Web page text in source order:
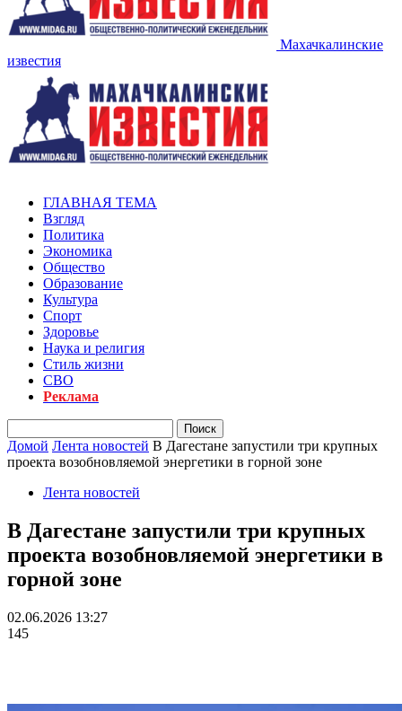
Махачкалинские
известия
ГЛАВНАЯ ТЕМА
Взгляд
Политика
Экономика
Общество
Образование
Культура
Спорт
Здоровье
Наука и религия
Стиль жизни
СВО
Реклама
Домой Лента новостей В Дагестане запустили три крупных
проекта возобновляемой энергетики в горной зоне
Лента новостей
В Дагестане запустили три крупных
проекта возобновляемой энергетики в
горной зоне
02.06.2026 13:27
145